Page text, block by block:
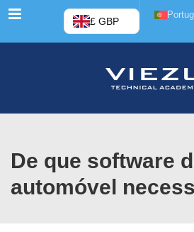
Cardápio £ GBP
De que software
automóvel